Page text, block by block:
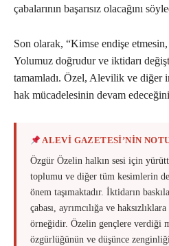
çabalarının başarısız olacağını
Son olarak, “Kimse endişe
Yolumuz doğrudur ve iktidarı
tamamladı. Özel, Alevilik ve diğer
hak mücadelesinin devam
ALEVİ GAZETESİ’NİN
Özgür Özelin halkın sesi için
toplumu ve diğer tüm kesimlerin
önem taşımaktadır. İktidarın
çabası, ayrımcılığa ve
örneğidir. Özelin gençlere verdiği
özgürlüğünün ve düşünce